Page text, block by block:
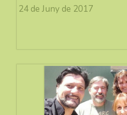
24 de Juny de 2017